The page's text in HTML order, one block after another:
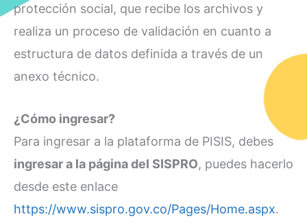
protección social, que recibe los archivos y
realiza un proceso de validación en cuanto a
estructura de datos definida a través de un
anexo técnico.
¿Cómo ingresar?
Para ingresar a la plataforma de PISIS, debes
ingresar a la página del SISPRO, puedes hacerlo
desde este enlace
https://www.sispro.gov.co/Pages/Home.aspx.